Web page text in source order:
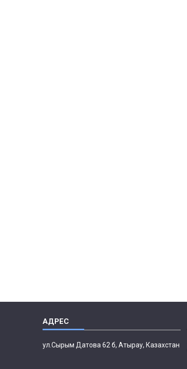
ул.Сырым Датова 62 б, Атырау, Казахстан